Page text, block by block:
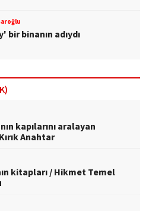
bir binanın adıydı
kapılarını aralayan
Anahtar
kitapları / Hikmet Temel